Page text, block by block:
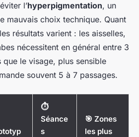
l’hyperpigmentation, un
mauvais choix technique. Quant
résultats varient : les aisselles,
nécessitent en général entre 3
que le visage, plus sensible
souvent 5 à 7 passages.
⏱
Séance
s
🎯 Zones
les plus